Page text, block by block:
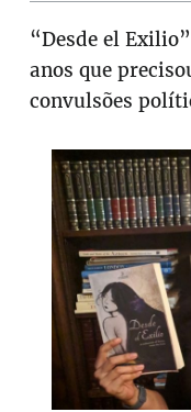
“Desde el
anos que
convulsões